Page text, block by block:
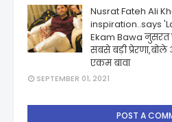
Nusrat Fateh Ali
inspiration..says
Ekam Bawa नुसरत
सबसे बड़ी
एकम बावा
SEPTEMBER 01, 2021
POST A